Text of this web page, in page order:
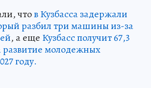
чтов Кузбасса задержали
разбил три машины из-за
, а еще Кузбасс получит 67,3
развитие молодежных
году.